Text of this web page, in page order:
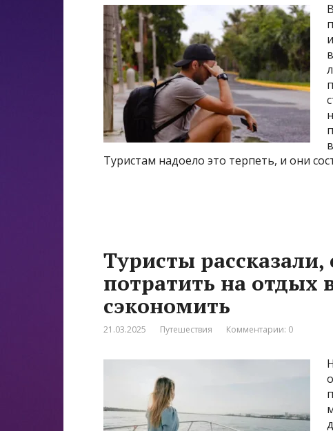
Туристам надоело это терпеть, и они
Туристы рассказали,
потратить на
сэкономить
21.03.2025 Путешествия Комментарии: 0